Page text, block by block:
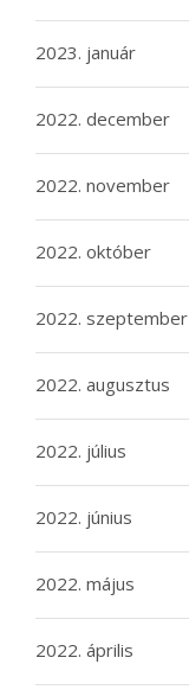
2023. január
2022. december
2022. november
2022. október
2022. szeptember
2022. augusztus
2022. július
2022. június
2022. május
2022. április